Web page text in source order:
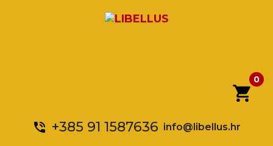
shopping_cart
0
phone_in_talk +385 91 1587636 info@libellus.hr